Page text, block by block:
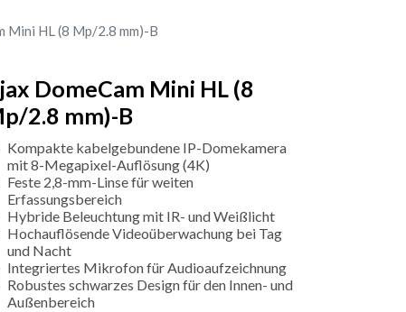
Mini HL (8 Mp/2.8 mm)-B
DomeCam Mini HL (8
2.8 mm)-B
Kompakte kabelgebundene IP-Domekamera
mit 8-Megapixel-Auflösung (4K)
Feste 2,8-mm-Linse für weiten
Erfassungsbereich
Hybride Beleuchtung mit IR- und Weißlicht
Hochauflösende Videoüberwachung bei Tag
und Nacht
Integriertes Mikrofon für Audioaufzeichnung
Robustes schwarzes Design für den Innen- und
Außenbereich